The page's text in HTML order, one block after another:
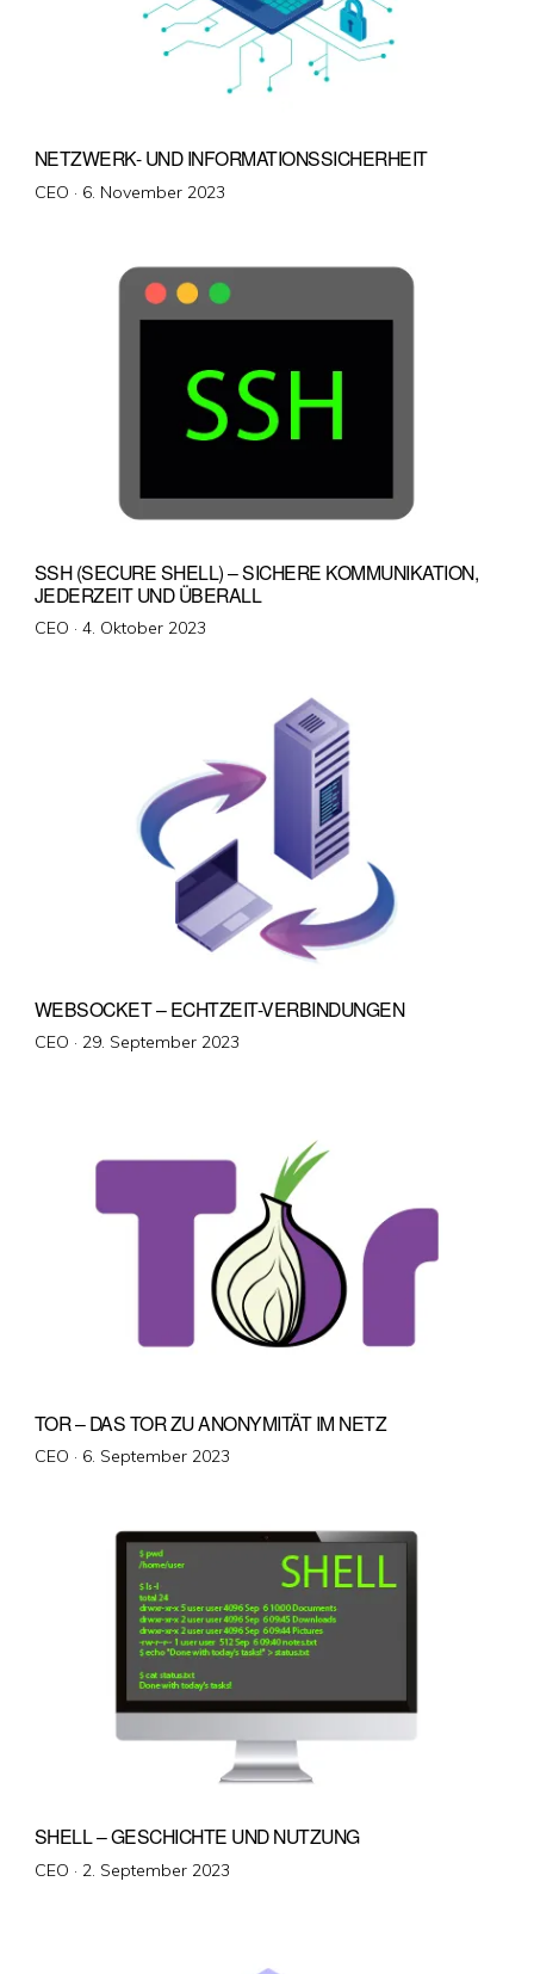
NETZWERK- UND INFORMATIONSSICHERHEIT
CEO · Veröffentlicht
6. November 2023
SSH (SECURE SHELL) – SICHERE KOMMUNIKATION,
JEDERZEIT UND ÜBERALL
CEO · Veröffentlicht
4. Oktober 2023
WEBSOCKET – ECHTZEIT-VERBINDUNGEN
CEO · Veröffentlicht
29. September 2023
TOR – DAS TOR ZU ANONYMITÄT IM NETZ
CEO · Veröffentlicht
6. September 2023
SHELL – GESCHICHTE UND NUTZUNG
CEO · Veröffentlicht
2. September 2023